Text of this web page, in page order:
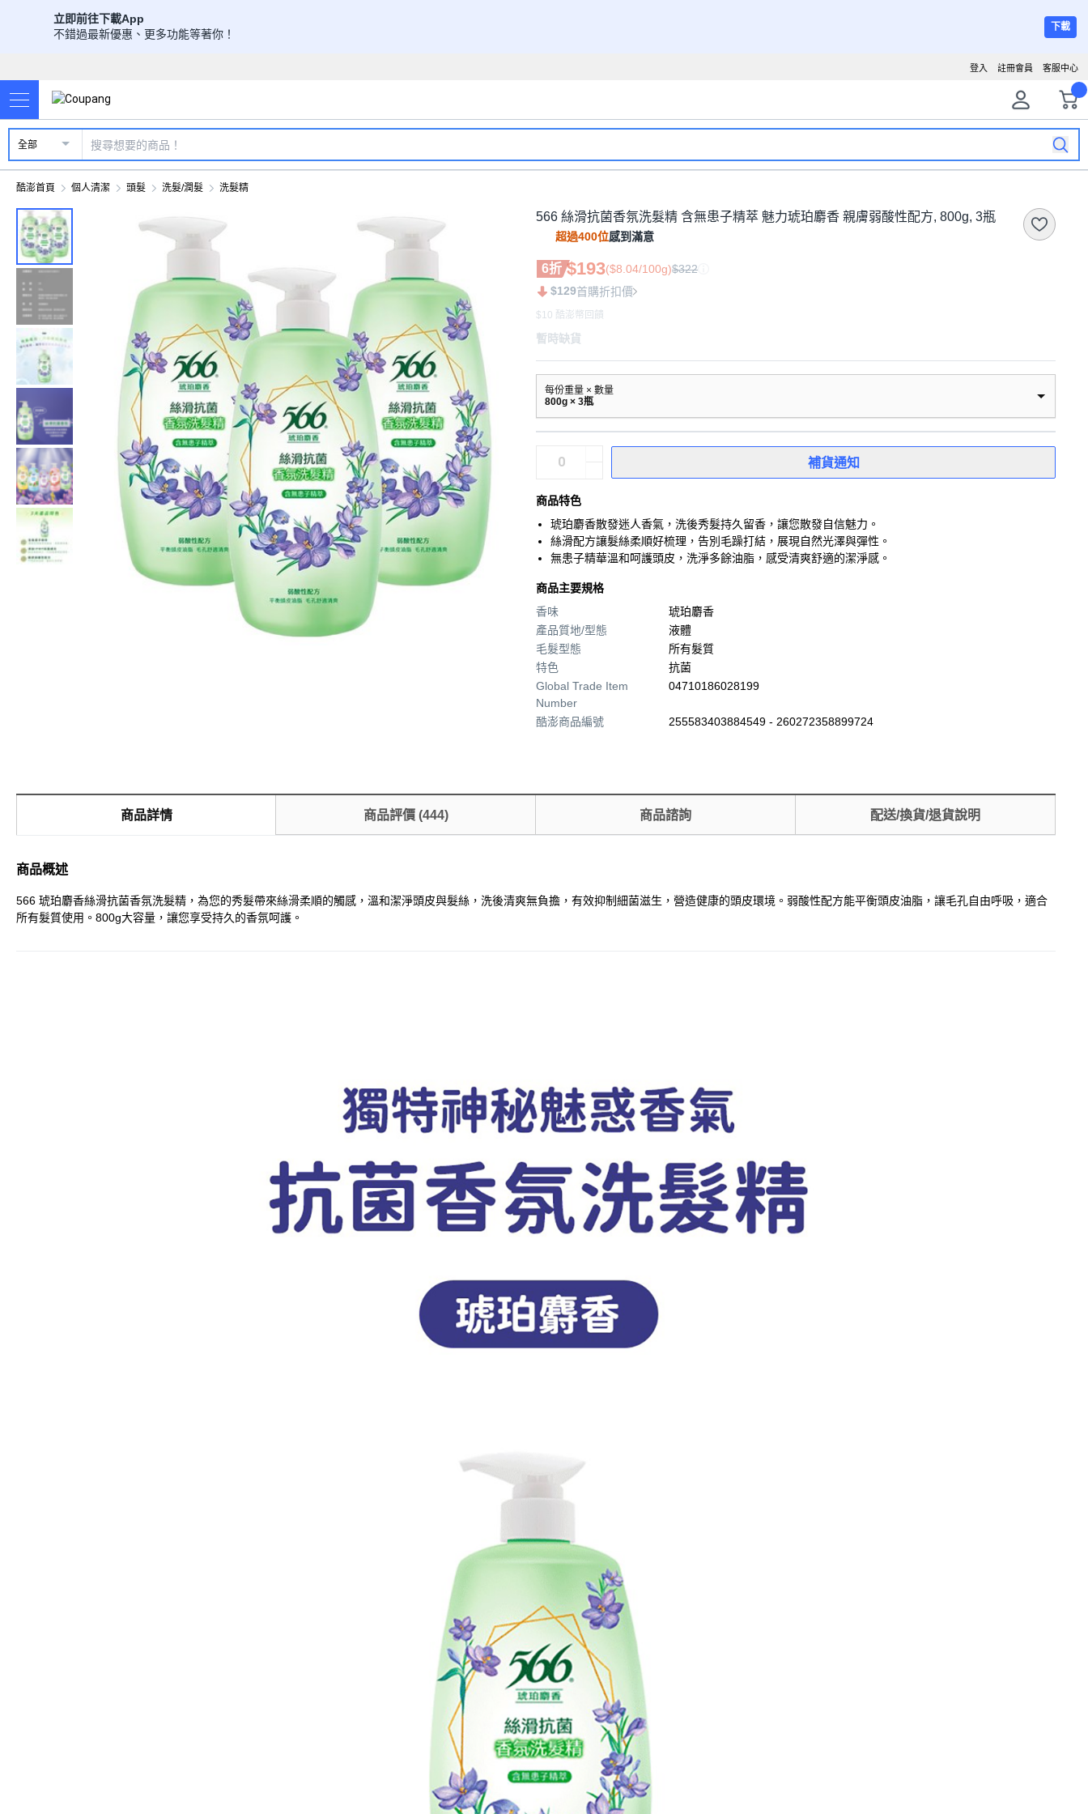
立即前往下載App
不錯過最新優惠、更多功能等著你！
下載
客服中心
註冊會員
登入
全部
酷澎首頁 個人清潔 頭髮 洗髮/潤髮 洗髮精
566 絲滑抗菌香氛洗髮精 含無患子精萃 魅力琥珀麝香 親膚弱酸性配方, 800g, 3瓶
超過400位感到滿意
6折 $193($8.04/100g)$322
$129首購折扣價
$10 酷澎幣回饋
暫時缺貨
每份重量 × 數量
800g × 3瓶
補貨通知
商品特色
琥珀麝香散發迷人香氣，洗後秀髮持久留香，讓您散發自信魅力。
絲滑配方讓髮絲柔順好梳理，告別毛躁打結，展現自然光澤與彈性。
無患子精華溫和呵護頭皮，洗淨多餘油脂，感受清爽舒適的潔淨感。
商品主要規格
香味
琥珀麝香
產品質地/型態
液體
毛髮型態
所有髮質
特色
抗菌
Global Trade Item
Number
04710186028199
酷澎商品編號 255583403884549 - 260272358899724
商品詳情 商品評價(444) 商品諮詢 配送/換貨/退貨說明
商品概述
566 琥珀麝香絲滑抗菌香氛洗髮精，為您的秀髮帶來絲滑柔順的觸感，溫和潔淨頭皮與髮絲，洗後清爽無負擔，有效抑制細菌滋生，營造健康的頭皮環境。弱酸性配方能平衡頭皮油脂，讓毛孔自由呼吸，適合
所有髮質使用。800g大容量，讓您享受持久的香氛呵護。